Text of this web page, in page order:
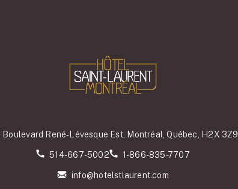
Boulevard René-Lévesque Est, Montréal, Québec, H2X 3Z9
514-667-5002 1-866-835-7707
info@hotelstlaurent.com